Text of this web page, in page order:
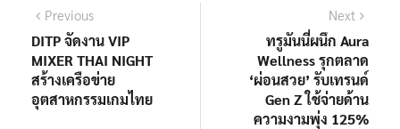
แนะแนว
เรื่อง
PreviousPrevious
post:
DITP จัดงาน VIP
MIXER THAI NIGHT
สร้างเครือข่าย
อุตสาหกรรมเกมไทย
Next
post:
ทรูมันนี่ผนึก Aura
Wellness รุกตลาด
‘ผ่อนสวย’ รับเทรนด์
Gen Z ใช้จ่ายด้าน
ความงามพุ่ง 125%